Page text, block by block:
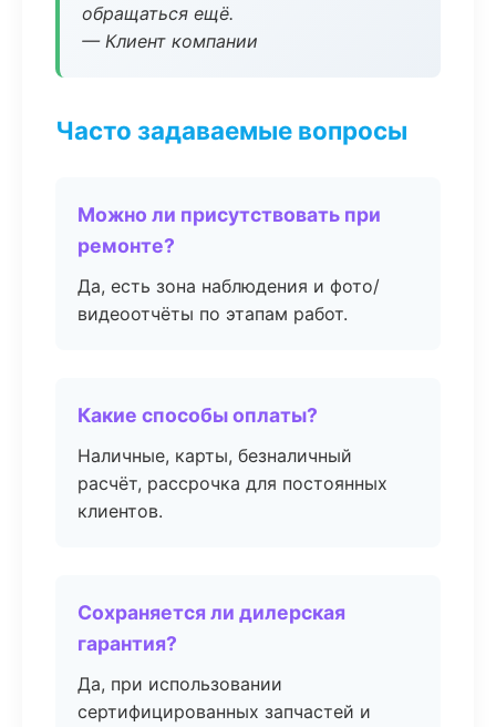
обращаться ещё.
— Клиент компании
Часто задаваемые вопросы
Можно ли присутствовать при
ремонте?
Да, есть зона наблюдения и фото/
видеоотчёты по этапам работ.
Какие способы оплаты?
Наличные, карты, безналичный
расчёт, рассрочка для постоянных
клиентов.
Сохраняется ли дилерская
гарантия?
Да, при использовании
сертифицированных запчастей и